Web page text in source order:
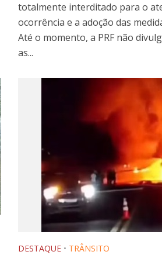
totalmente interditado para o
ocorrência e a adoção das
Até o momento, a PRF não
as...
DESTAQUE • TRÂNSITO